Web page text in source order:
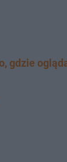
gdzie